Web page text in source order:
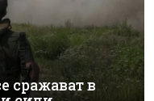
сражават в